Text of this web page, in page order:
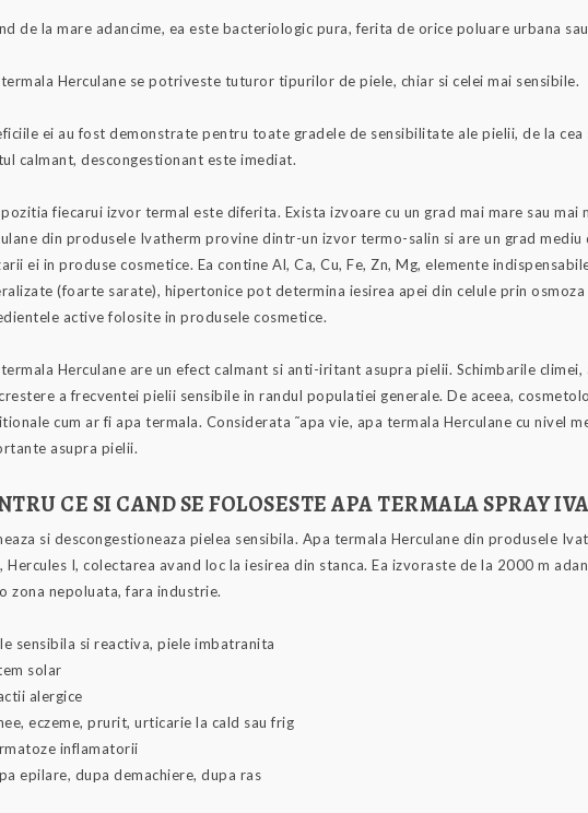
de la mare adancime, ea este bacteriologic pura, ferita de orice poluare urbana
Herculane se potriveste tuturor tipurilor de piele, chiar si celei mai sensibile.
ei au fost demonstrate pentru toate gradele de sensibilitate ale pielii, de la cea
calmant, descongestionant este imediat.
fiecarui izvor termal este diferita. Exista izvoare cu un grad mai mare sau mai
din produsele Ivatherm provine dintr-un izvor termo-salin si are un grad
ei in produse cosmetice. Ea contine Al, Ca, Cu, Fe, Zn, Mg, elemente
(foarte sarate), hipertonice pot determina iesirea apei din celule prin
active folosite in produsele cosmetice.
Herculane are un efect calmant si anti-iritant asupra pielii. Schimbarile
a frecventei pielii sensibile in randul populatiei generale. De aceea,
cum ar fi apa termala. Considerata ˜apa vie, apa termala Herculane cu nivel
asupra pielii.
CE SI CAND SE FOLOSESTE APA TERMALA SPRAY
si descongestioneaza pielea sensibila. Apa termala Herculane din produsele
Hercules I, colectarea avand loc la iesirea din stanca. Ea izvoraste de la 2000 m
zona nepoluata, fara industrie.
sensibila si reactiva, piele imbatranita
solar
alergice
eczeme, prurit, urticarie la cald sau frig
inflamatorii
epilare, dupa demachiere, dupa ras